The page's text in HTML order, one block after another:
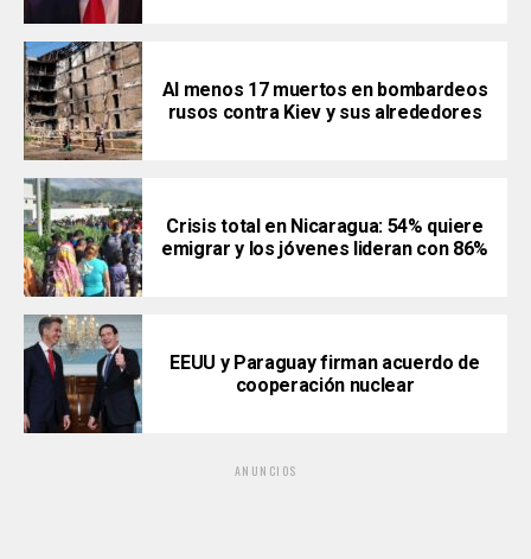
Al menos 17 muertos en bombardeos
rusos contra Kiev y sus alrededores
Crisis total en Nicaragua: 54% quiere
emigrar y los jóvenes lideran con 86%
EEUU y Paraguay firman acuerdo de
cooperación nuclear
ANUNCIOS